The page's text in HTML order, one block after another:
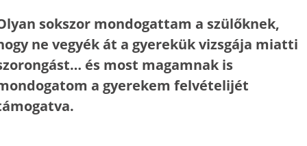
sokszor mondogattam a szülőknek,
ne vegyék át a gyerekük vizsgája miatti
és most magamnak is
a gyerekem felvételijét